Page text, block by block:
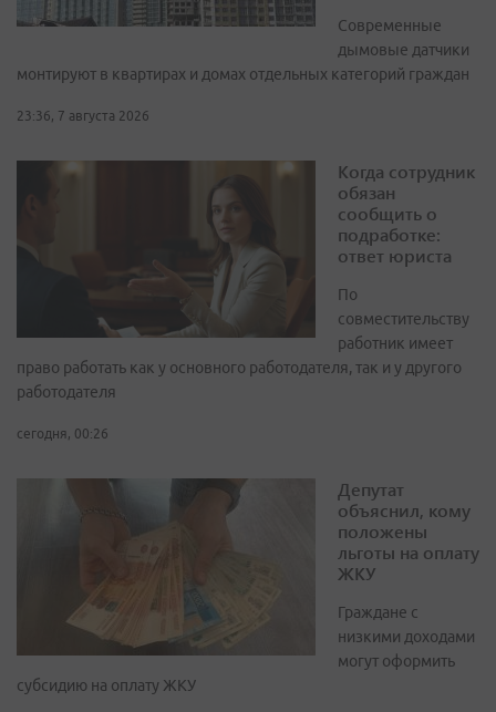
Современные
дымовые датчики
монтируют в квартирах и домах отдельных категорий граждан
23:36, 7 августа 2026
Когда сотрудник
обязан
сообщить о
подработке:
ответ юриста
По
совместительству
работник имеет
право работать как у основного работодателя, так и у другого
работодателя
сегодня, 00:26
Депутат
объяснил, кому
положены
льготы на оплату
ЖКУ
Граждане с
низкими доходами
могут оформить
субсидию на оплату ЖКУ